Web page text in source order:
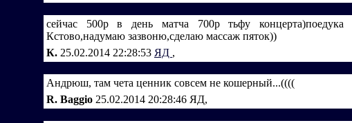
сейчас 500р в день матча 700р тьфу
Кстово,надумаю зазвоню,сделаю массаж пяток))
К. 25.02.2014 22:28:53 ЯД ,
Андрюш, там чета ценник совсем не кошерный...((((
R. Baggio 25.02.2014 20:28:46 ЯД,